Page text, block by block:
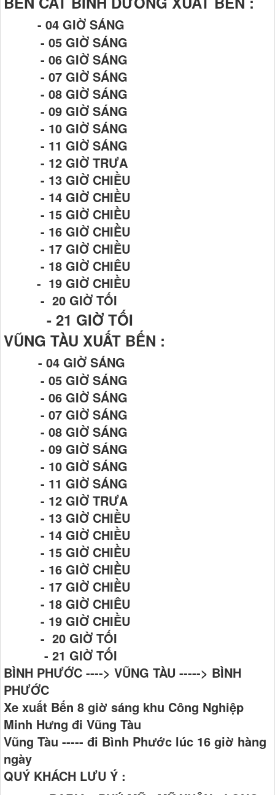
- 04 GIỜ SÁNG
- 05 GIỜ SÁNG
- 06 GIỜ SÁNG
- 07 GIỜ SÁNG
- 08 GIỜ SÁNG
- 09 GIỜ SÁNG
- 10 GIỜ SÁNG
- 11 GIỜ SÁNG
- 12 GIỜ TRƯA
- 13 GIỜ CHIỀU
- 14 GIỜ CHIỀU
- 15 GIỜ CHIỀU
- 16 GIỜ CHIỀU
- 17 GIỜ CHIỀU
- 18 GIỜ CHIÊU
- 19 GIỜ CHIỀU
- 20 GIỜ TỐI
- 21 GIỜ TỐI
VŨNG TÀU XUẤT BẾN :
- 04 GIỜ SÁNG
- 05 GIỜ SÁNG
- 06 GIỜ SÁNG
- 07 GIỜ SÁNG
- 08 GIỜ SÁNG
- 09 GIỜ SÁNG
- 10 GIỜ SÁNG
- 11 GIỜ SÁNG
- 12 GIỜ TRƯA
- 13 GIỜ CHIỀU
- 14 GIỜ CHIỀU
- 15 GIỜ CHIỀU
- 16 GIỜ CHIỀU
- 17 GIỜ CHIỀU
- 18 GIỜ CHIÊU
- 19 GIỜ CHIỀU
- 20 GIỜ TỐI
- 21 GIỜ TỐI
BÌNH PHƯỚC ----> VŨNG TÀU -----> BÌNH
PHƯỚC
Xe xuất Bến 8 giờ sáng khu Công Nghiệp
Minh Hưng đi Vũng Tàu
Vũng Tàu ----- đi Bình Phước lúc 16 giờ hàng
ngày
QUÝ KHÁCH LƯU Ý :